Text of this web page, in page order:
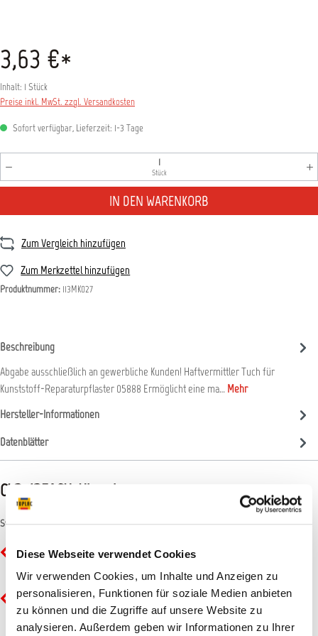
Diese Webseite verwendet Cookies
Wir verwenden Cookies, um Inhalte und Anzeigen zu
personalisieren, Funktionen für soziale Medien anbieten
zu können und die Zugriffe auf unsere Website zu
analysieren. Außerdem geben wir Informationen zu Ihrer
3,63 €*
Inhalt: 1 Stück
Preise inkl. MwSt. zzgl. Versandkosten
Sofort verfügbar, Lieferzeit: 1-3 Tage
Produkt Anzahl: Gib den gewünschten Wert ein oder
Stück
IN DEN WARENKORB
Zum Vergleich hinzufügen
Zum Merkzettel hinzufügen
Produktnummer: 113MK027
Beschreibung
Abgabe ausschließlich an gewerbliche Kunden! Haftvermittler Tuch für
Kunststoff-Reparaturpflaster 05888 Ermöglicht eine ma… Mehr
Hersteller-Informationen
Datenblätter
CLP-/REACH-Hinweise
Symbole
GHS02 - Flamme: Entzündbar
GHS07 - Ausrufezeichen: Gesundheitsgefahr